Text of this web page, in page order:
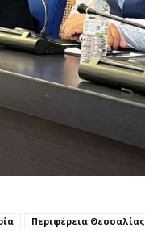
Περιφέρεια Θεσσαλίας